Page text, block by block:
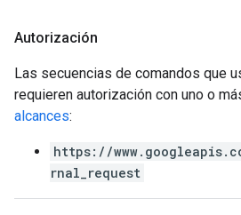
Autorización
Las secuencias de comandos que
requieren autorización con uno o
alcances:
https://
rnal_request